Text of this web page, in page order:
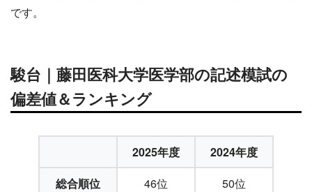
です。
駿台｜藤田医科大学医学部の記述模試の
偏差値＆ランキング
2025年度
2024年度
総合順位
46位
50位